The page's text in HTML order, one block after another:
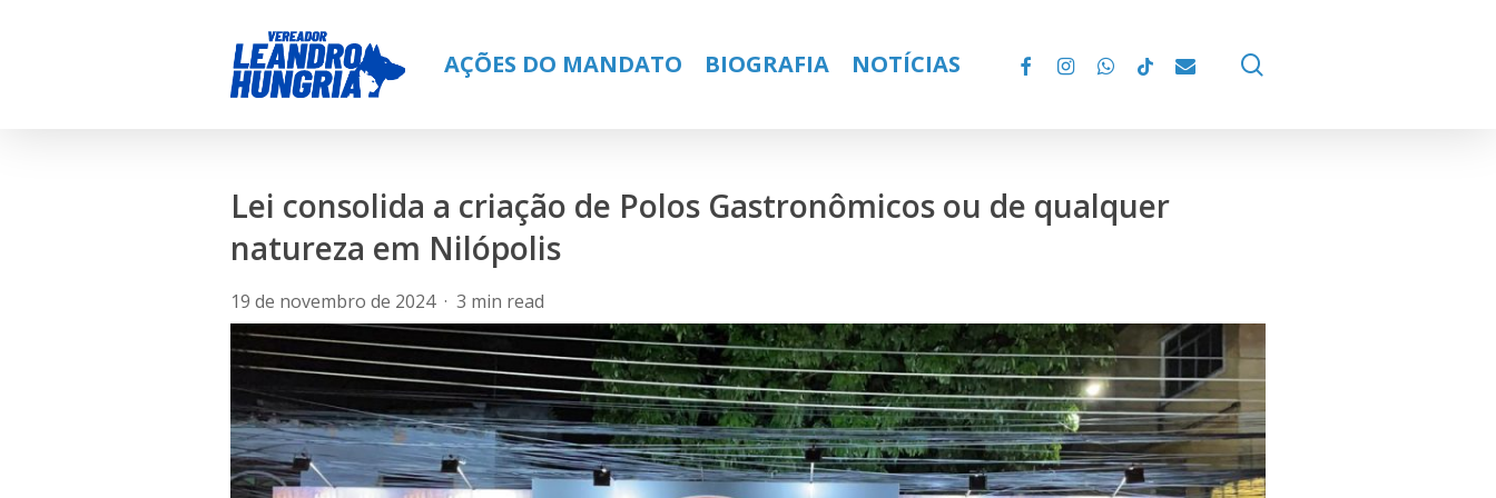
AÇÕES DO MANDATO BIOGRAFIA NOTÍCIAS facebook
instagram
whatsapp
tiktokemail
Lei consolida a criação de Polos Gastronômicos ou de qualquer
natureza em Nilópolis
19 de novembro de 2024 3 min read